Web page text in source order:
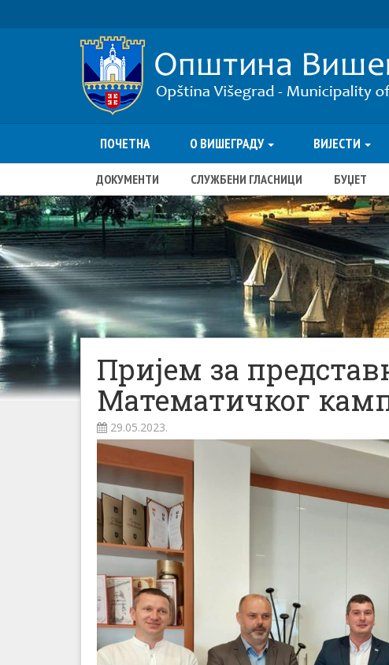
ПОЧЕТНА О ВИШЕГРАДУ ВИЈЕСТИ
ДОКУМЕНТИ СЛУЖБЕНИ ГЛАСНИЦИ БУЏЕТ
Пријем за
Математичког
29.05.2023.